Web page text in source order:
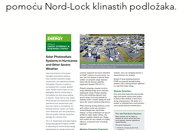
pomoću Nord-Lock klinastih podložaka.